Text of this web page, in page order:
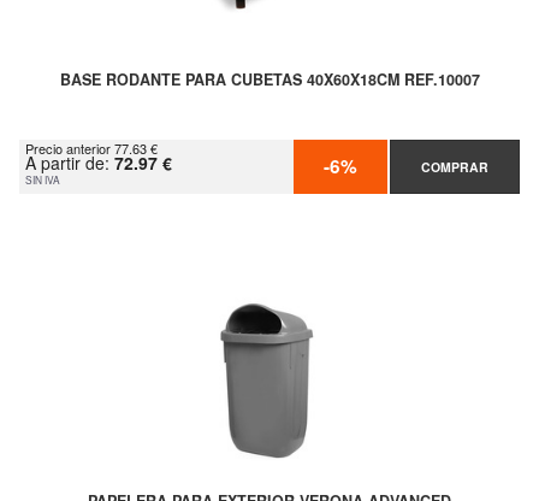
BASE RODANTE PARA CUBETAS 40X60X18CM REF.10007
Precio anterior 77.63 €
A partir de: 72.97 €
SIN IVA -6% COMPRAR